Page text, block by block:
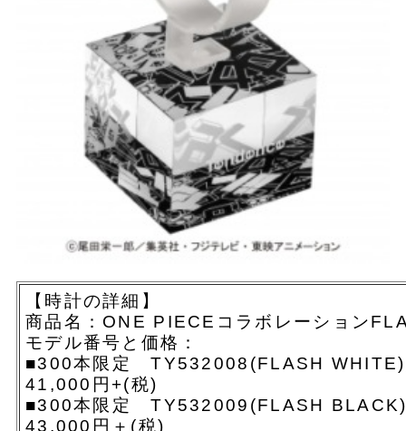
【時計の詳細】
商品名：ONE PIECEコラボレーション
モデル番号と価格：
■300本限定 TY532008(FLASH WHITE)
41,000円+(税)
■300本限定 TY532009(FLASH BLACK)
43,000円＋(税)